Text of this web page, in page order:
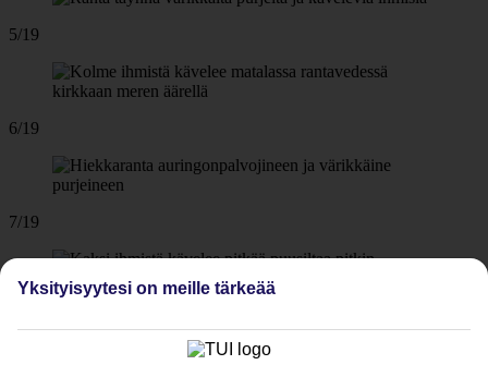
5/19
6/19
7/19
Yksityisyytesi on meille tärkeää